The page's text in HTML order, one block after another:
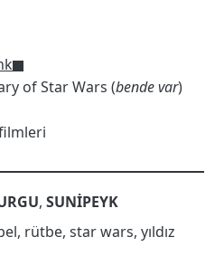
of Star Wars (bende var)
,SUNIPEYK
, rütbe,star wars,yıldız